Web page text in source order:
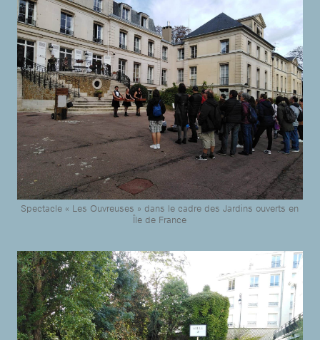
Spectacle « Les Ouvreuses » dans le cadre des Jardins ouverts en
Île de France